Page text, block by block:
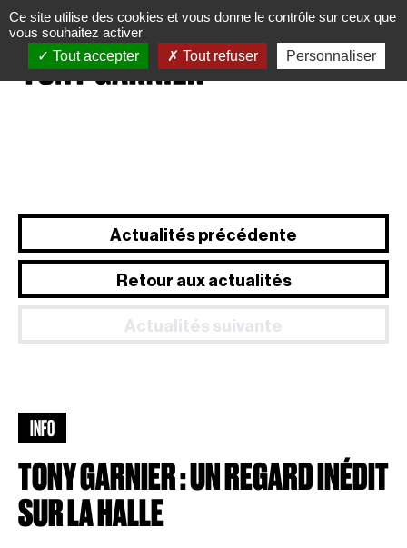
Actualités précédente
Retour aux actualités
Actualités suivante
INFO
TONY GARNIER : UN REGARD INÉDIT
SUR LA HALLE
Panneau de gestion des cookies
Ce site utilise des cookies et vous donne le contrôle sur ceux que
vous souhaitez activer
Tout accepter
Tout refuser Personnaliser